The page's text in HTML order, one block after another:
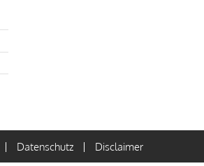
Datenschutz Disclaimer